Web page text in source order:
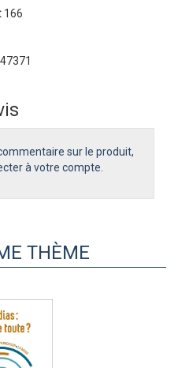
: 166
sur le produit,
à votre compte.
THÈME